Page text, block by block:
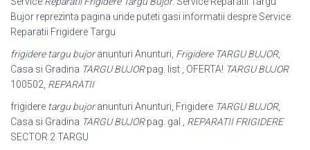
Bujor reprezinta pagina unde puteti gasi informatii despre Service
Reparatii Frigidere Targu
frigidere targu bujoranunturi Anunturi, Frigidere TARGU BUJOR,
Casa si Gradina TARGU BUJORpag. list , OFERTA! TARGU BUJOR
100502, REPARATII
frigidere targu bujoranunturi Anunturi, Frigidere TARGU BUJOR,
Casa si Gradina TARGU BUJORpag. gal , REPARATII FRIGIDERE
SECTOR 2 TARGU